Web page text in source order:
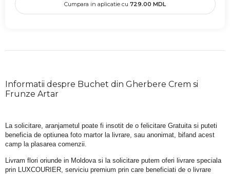
Cumpara in aplicatie cu 729.00 MDL
Informatii despre Buchet din Gherbere Crem si
Frunze Artar
La solicitare, aranjametul poate fi insotit de o felicitare Gratuita si puteti
beneficia de optiunea foto martor la livrare, sau anonimat, bifand acest
camp la plasarea comenzii.
Livram flori oriunde in Moldova si la solicitare putem oferi livrare speciala
prin LUXCOURIER, serviciu premium prin care beneficiati de o livrare